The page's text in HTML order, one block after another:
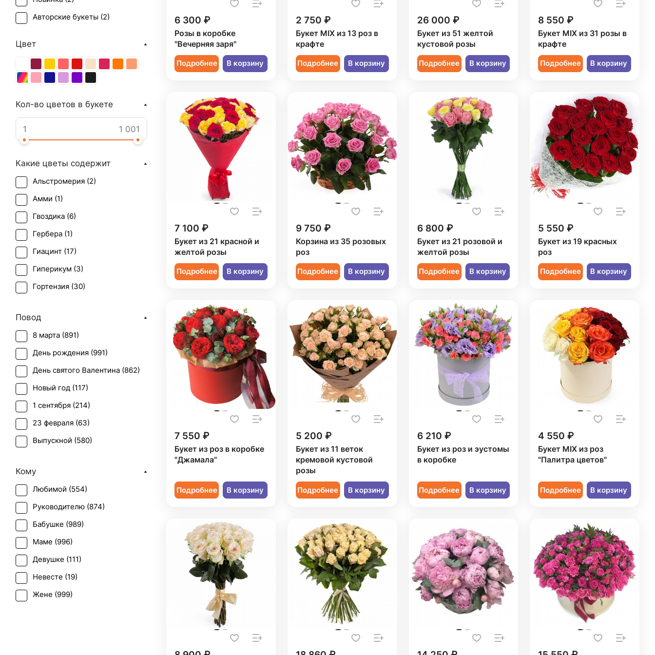
6 300 ₽
Розы в коробке
"Вечерняя заря"
Подробнее В корзину
2 750 ₽
Букет MIX из 13 роз в
крафте
Подробнее В корзину
26 000 ₽
Букет из 51 желтой
кустовой розы
Подробнее В корзину
8 550 ₽
Букет MIX из 31 розы в
крафте
Подробнее В корзину
7 100 ₽
Букет из 21 красной и
желтой розы
Подробнее В корзину
9 750 ₽
Корзина из 35 розовых
роз
Подробнее В корзину
6 800 ₽
Букет из 21 розовой и
желтой розы
Подробнее В корзину
5 550 ₽
Букет из 19 красных
роз
Подробнее В корзину
7 550 ₽
Букет из роз в коробке
"Джамала"
Подробнее В корзину
5 200 ₽
Букет из 11 веток
кремовой кустовой
розы
Подробнее В корзину
6 210 ₽
Букет из роз и эустомы
в коробке
Подробнее В корзину
4 550 ₽
Букет MIX из роз
"Палитра цветов"
Подробнее В корзину
Авторские букеты (2)
Цвет
Кол-во цветов в букете
Какие цветы содержит
Альстромерия (2)
Амми (1)
Гвоздика (6)
Гербера (1)
Гиацинт (17)
Гиперикум (3)
Гортензия (30)
Леукоспермум (
Мимоза (18)
Озотамнус (1)
Орхидея (2)
Пион ( 77)
Ранункулюс ( 14)
Роза (582)
Роза кустовая (120
Повод
8 марта (891)
День рождения (991)
День святого Валентина (862)
Новый год (117)
1 сентября (214)
23 февраля (63)
Выпускной (580)
День учителя (
Пасха (44 )
Первое свидание (945
Последний звонок (
Рождение ребенка (
Рождество ( 114
Свадьба (8)
Татьянин день (
Кому
Любимой (554)
Руководителю (874)
Бабушке (989)
Маме (996)
Девушке (111)
Невесте (19)
Жене (999)